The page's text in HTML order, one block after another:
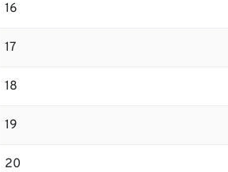
16
17
18
19
20